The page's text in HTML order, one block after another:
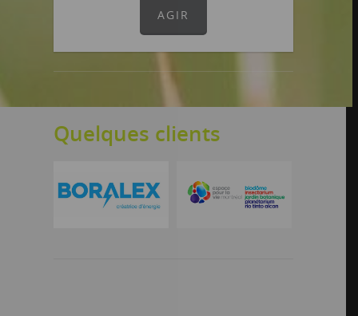
AGIR
Quelques clients